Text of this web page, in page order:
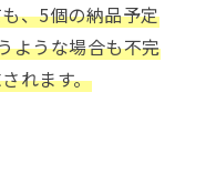
、5個の納品予定
ような場合も不完
れます。